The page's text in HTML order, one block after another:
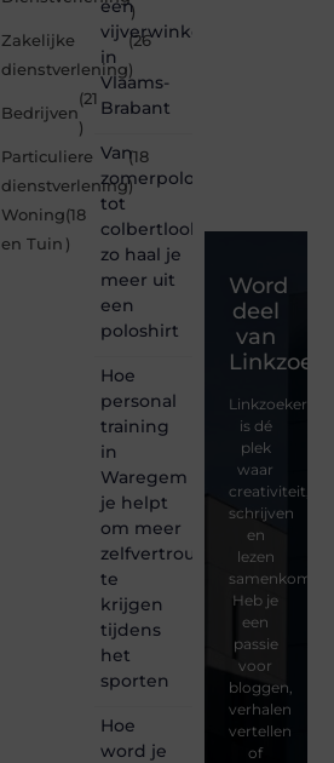
)
Zakelijke
dienstverlening
(26
)
Bedrijven
(21
)
Particuliere
dienstverlening
(18
)
Woning
en Tuin
(18
)
een
vijverwinkel
in
Vlaams-
Brabant
Van
zomerpolo
tot
colbertlook
zo haal je
meer uit
een
poloshirt
Hoe
personal
training
in
Waregem
je helpt
om meer
zelfvertrouwen
te
krijgen
tijdens
het
sporten
Hoe
word je
Word
deel
van
is dé
plek
waar
creativiteit,
schrijven
en
lezen
samenkomen.
Heb je
een
passie
voor
bloggen,
verhalen
vertellen
of